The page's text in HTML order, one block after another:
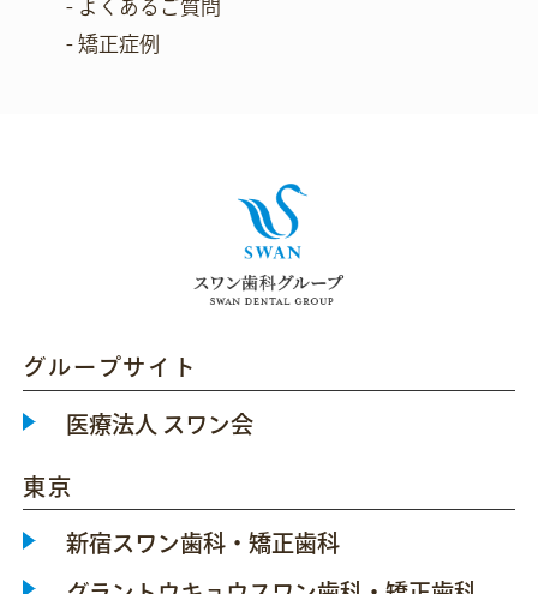
- よくあるご質問
- 矯正症例
グループサイト
医療法人 スワン会
東京
新宿スワン歯科・矯正歯科